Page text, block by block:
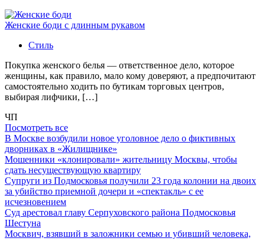
Женские боди с длинным рукавом
Стиль
Покупка женского белья — ответственное дело, которое
женщины, как правило, мало кому доверяют, а предпочитают
самостоятельно ходить по бутикам торговых центров,
выбирая лифчики, […]
ЧП
Посмотреть все
В Москве возбудили новое уголовное дело о фиктивных
дворниках в «Жилищнике»
Мошенники «клонировали» жительницу Москвы, чтобы
сдать несуществующую квартиру
Супруги из Подмосковья получили 23 года колонии на двоих
за убийство приемной дочери и «спектакль» с ее
исчезновением
Суд арестовал главу Серпуховского района Подмосковья
Шестуна
Москвич, взявший в заложники семью и убивший человека,